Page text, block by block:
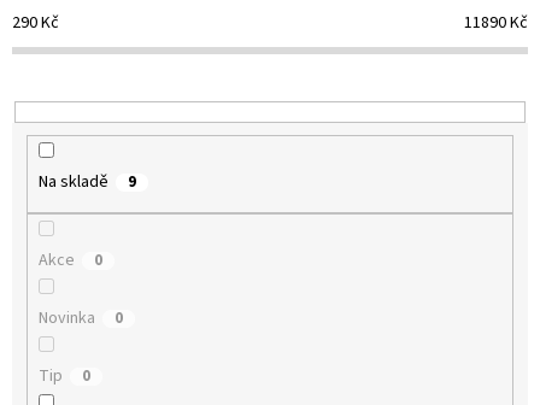
o
d
k
t
290Kč 11890Kč
Na skladě 9
Akce 0
Novinka 0
Tip 0